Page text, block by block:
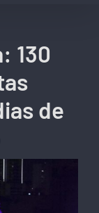
130
de